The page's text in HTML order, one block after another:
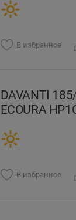
В избранное
DAVANTI
ECOURA
В избранное